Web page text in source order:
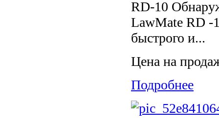
RD-10
LawMate RD -
быстрого и...
Цена на
Подробнее